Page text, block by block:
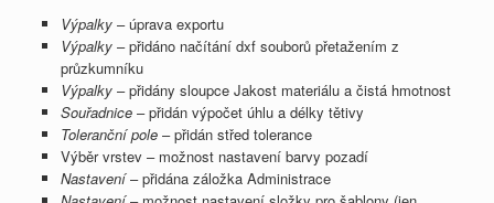
Výpalky– úprava exportu
Výpalky– přidáno načítání dxf souborů přetažením z
průzkumníku
Výpalky– přidány sloupce Jakost materiálu a čistá hmotnost
Souřadnice– přidán výpočet úhlu a délky tětivy
Toleranční pole– přidán střed tolerance
Výběr vrstev – možnost nastavení barvy pozadí
Nastavení– přidána záložka Administrace